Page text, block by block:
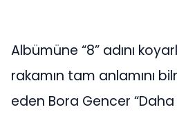
Albümüne “8” adını
rakamın tam anlamını
eden Bora Gencer “Daha